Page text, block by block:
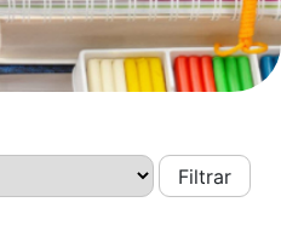
Filtrar